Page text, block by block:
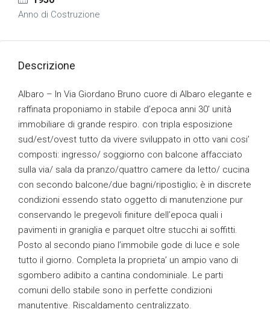
Anno di Costruzione
Descrizione
Albaro – In Via Giordano Bruno cuore di Albaro elegante e
raffinata proponiamo in stabile d’epoca anni 30′ unità
immobiliare di grande respiro. con tripla esposizione
sud/est/ovest tutto da vivere sviluppato in otto vani cosi’
composti: ingresso/ soggiorno con balcone affacciato
sulla via/ sala da pranzo/quattro camere da letto/ cucina
con secondo balcone/due bagni/ripostiglio; è in discrete
condizioni essendo stato oggetto di manutenzione pur
conservando le pregevoli finiture dell’epoca quali i
pavimenti in graniglia e parquet oltre stucchi ai soffitti.
Posto al secondo piano l’immobile gode di luce e sole
tutto il giorno. Completa la proprieta’ un ampio vano di
sgombero adibito a cantina condominiale. Le parti
comuni dello stabile sono in perfette condizioni
manutentive. Riscaldamento centralizzato.